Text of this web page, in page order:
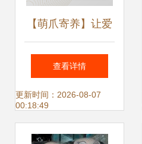
【萌爪寄养】让爱
宠享受梦幻假期
——宠物寄养服务
全新上线
查看详情
更新时间：2026-08-07
00:18:49